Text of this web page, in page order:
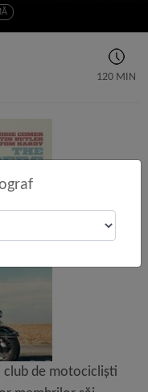
120 MIN
club de motocicliști